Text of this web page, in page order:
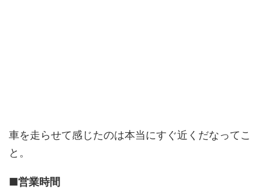
車を走らせて感じたのは本当にすぐ近くだなってこ
と。
■営業時間